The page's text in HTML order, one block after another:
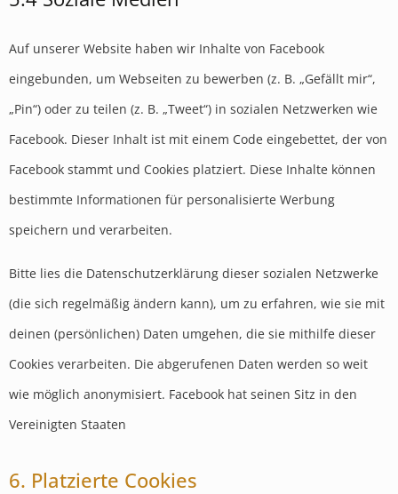
Auf unserer Website haben wir Inhalte von Facebook
eingebunden, um Webseiten zu bewerben (z. B. „Gefällt mir“,
„Pin“) oder zu teilen (z. B. „Tweet“) in sozialen Netzwerken wie
Facebook. Dieser Inhalt ist mit einem Code eingebettet, der von
Facebook stammt und Cookies platziert. Diese Inhalte können
bestimmte Informationen für personalisierte Werbung
speichern und verarbeiten.
Bitte lies die Datenschutzerklärung dieser sozialen Netzwerke
(die sich regelmäßig ändern kann), um zu erfahren, wie sie mit
deinen (persönlichen) Daten umgehen, die sie mithilfe dieser
Cookies verarbeiten. Die abgerufenen Daten werden so weit
wie möglich anonymisiert. Facebook hat seinen Sitz in den
Vereinigten Staaten
6. Platzierte Cookies